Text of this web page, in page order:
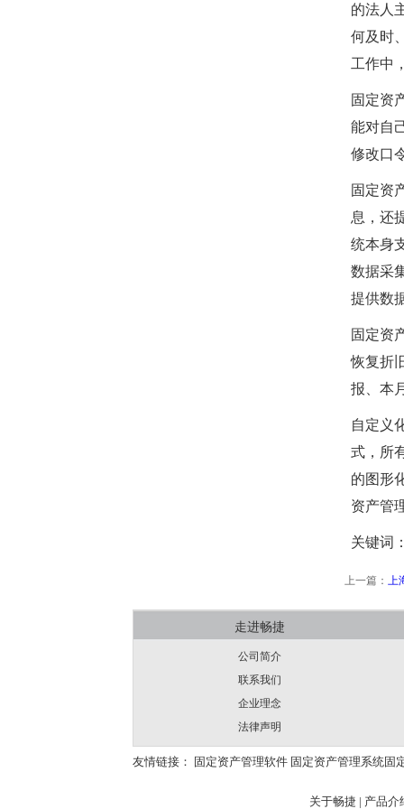
的法人
何及时
工作中
固定资
能对自
修改口
固定资
息，还
统本身
数据采
提供数
固定资
恢复折
报、本
自定义
式，所
的图形
资产管
关键词
上一篇： 上
走进畅捷
公司简介
联系我们
企业理念
法律声明
友情链接： 固定资产管理软件 固定资产管理系统固
关于畅捷 | 产品介